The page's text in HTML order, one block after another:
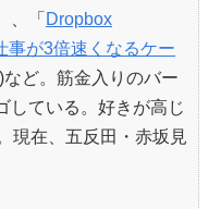
、「 Dropbox
事が3倍速くなるケー
など。筋金入りのバー
している。好きが高じ
現在、五反田・赤坂見